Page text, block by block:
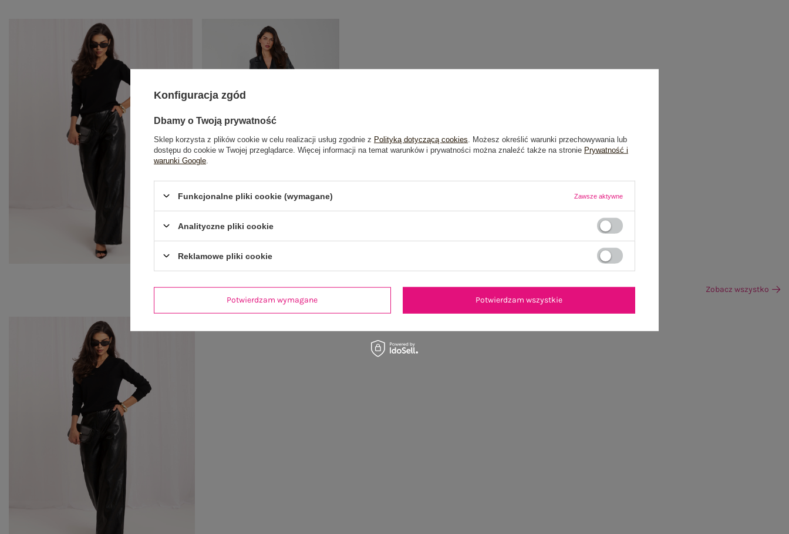
139,99 zł
OSTATNIO OGLĄDANE Zobacz wszystko
Konfiguracja zgód
Dbamy o Twoją prywatność
Sklep korzysta z plików cookie w celu realizacji usług zgodnie z Polityką dotyczącą cookies . Możesz określić warunki przechowywania lub
dostępu do cookie w Twojej przeglądarce. Więcej informacji na temat warunków i prywatności można znaleźć także na stronie Prywatność i
warunki Google
Funkcjonalne pliki cookie (wymagane) Zawsze aktywne
Analityczne pliki cookie
Reklamowe pliki cookie
Potwierdzam wymagane Potwierdzam wszystkie